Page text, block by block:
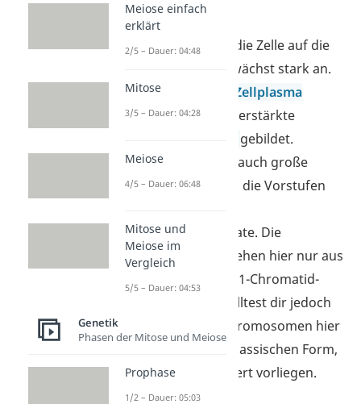
Cytokinese an.
Bei ihr bereitet sich die Zelle auf die
Zellteilung vor und wächst stark an.
Zellorganellen
Zellplasma
werden durch eine verstärkte
gebildet.
Daneben entstehen auch große
Mengen an RNA und die Vorstufen
Nukleosidtriphosphate. Die
Chromosomen bestehen hier nur aus
einem Chromatid (= 1-Chromatid-
Chromosom). Du solltest dir jedoch
merken, dass die Chromosomen hier
noch nicht in ihrer klassischen Form,
sondern entspiralisiert vorliegen.
Meiose einfach
erklärt
2/5 – Dauer: 04:48
Mitose
3/5 – Dauer: 04:28
Meiose
4/5 – Dauer: 06:48
Mitose und
Meiose im
Vergleich
5/5 – Dauer: 04:53
Genetik
Phasen der Mitose und Meiose
Prophase
1/2 – Dauer: 05:03